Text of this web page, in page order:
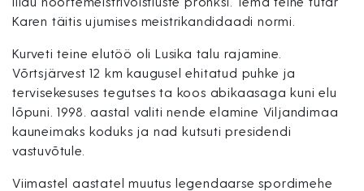
Karen täitis ujumises meistrikandidaadi normi.
Kurveti teine elutöö oli Lusika talu rajamine.
Võrtsjärvest 12 km kaugusel ehitatud puhke ja
tervisekesuses tegutses ta koos abikaasaga kuni elu
lõpuni. 1998. aastal valiti nende elamine Viljandimaa
kauneimaks koduks ja nad kutsuti presidendi
vastuvõtule.
Viimastel aastatel muutus legendaarse spordimehe